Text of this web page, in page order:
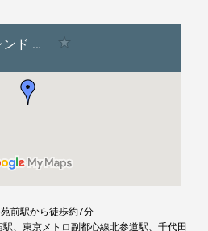
前駅から徒歩約7分
、東京メトロ副都心線北参道駅、千代田